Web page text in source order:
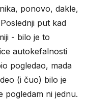
ponovo, dakle,
put kad
- bilo je to
autokefalnosti
pogledao, mada
(i čuo) bilo je
pogledam ni jednu.